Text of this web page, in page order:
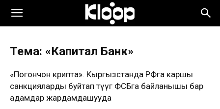
Тема: «Капитал Банк»
«Погончон крипта». Кыргызстанда РФга каршы
санкцияларды буйтап өтүүгө ФСБга байланышы бар
адамдар жардамдашууда